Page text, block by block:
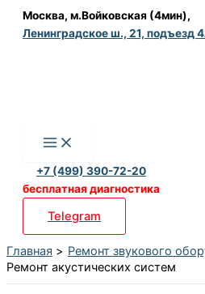
Перейти
Москва, м.Войковская (4мин),
Ленинградское ш., 21, подъезд
+7 (499) 390-72-20
бесплатная диагностика
Telegram
Главная
Ремонт звукового
Ремонт акустических систем